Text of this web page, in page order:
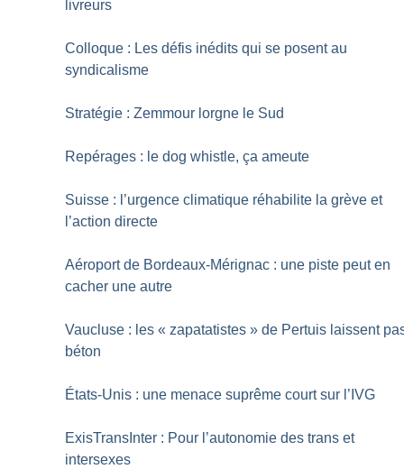
livreurs
Colloque : Les défis inédits qui se posent au
syndicalisme
Stratégie : Zemmour lorgne le Sud
Repérages : le dog whistle, ça ameute
Suisse : l’urgence climatique réhabilite la grève et
l’action directe
Aéroport de Bordeaux-Mérignac : une piste peut en
cacher une autre
Vaucluse : les « zapatatistes » de Pertuis laissent
béton
États-Unis : une menace suprême court sur l’IVG
ExisTransInter : Pour l’autonomie des trans et
intersexes